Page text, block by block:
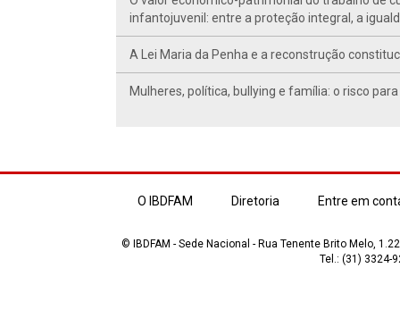
infantojuvenil: entre a proteção integral, a
A Lei Maria da Penha e a reconstrução
Mulheres, política, bullying e família: o risco
O IBDFAM Diretoria Entre em
© IBDFAM - Sede Nacional - Rua Tenente Brito Melo,
Tel.: (31) 3324-